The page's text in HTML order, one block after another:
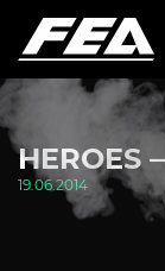
HEROES
19.06.2014